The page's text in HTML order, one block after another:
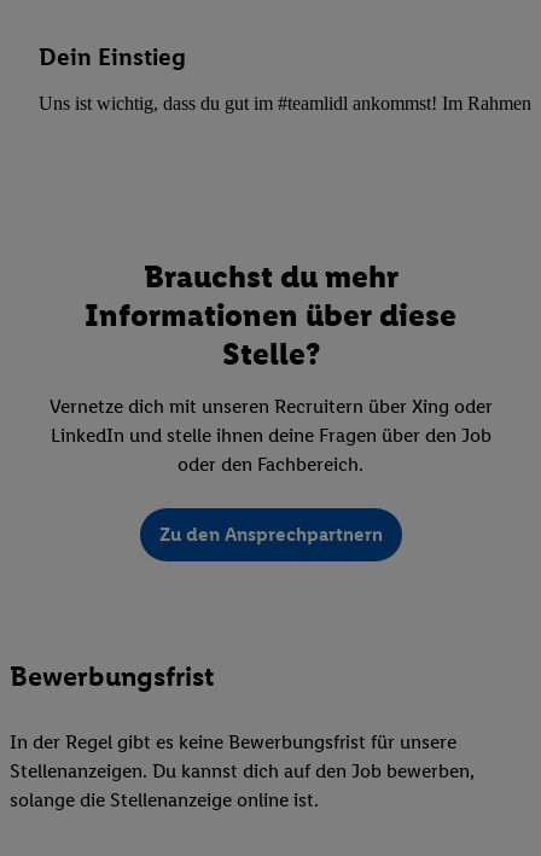
Dein Einstieg
Uns ist wichtig, dass du gut im #teamlidl ankommst! Im Rahmen
Brauchst du mehr
Informationen über diese
Stelle?
Vernetze dich mit unseren Recruitern über Xing oder
LinkedIn und stelle ihnen deine Fragen über den Job
oder den Fachbereich.
Zu den Ansprechpartnern
Bewerbungsfrist
In der Regel gibt es keine Bewerbungsfrist für unsere
Stellenanzeigen. Du kannst dich auf den Job bewerben,
solange die Stellenanzeige online ist.